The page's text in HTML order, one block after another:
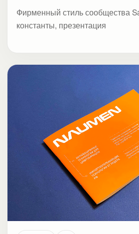
Фирменный стиль сообщества
константы, презентация